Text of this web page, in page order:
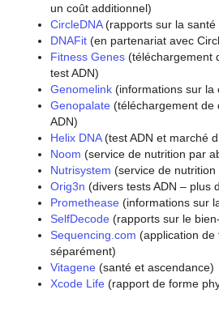
un coût additionnel)
CircleDNA(rapports sur la santé
DNAFit (en partenariat avec
Fitness Genes (téléchargement
test ADN)
Genomelink (informations sur la
Genopalate (téléchargement de
ADN)
Helix DNA(test ADN et marché
Noom (service de nutrition par
Nutrisystem (service de
Orig3n (divers tests ADN – plus
Promethease (informations sur
SelfDecode (rapports sur le
Sequencing.com (application de
séparément)
Vitagene (santé et ascendance)
Xcode Life (rapport de forme